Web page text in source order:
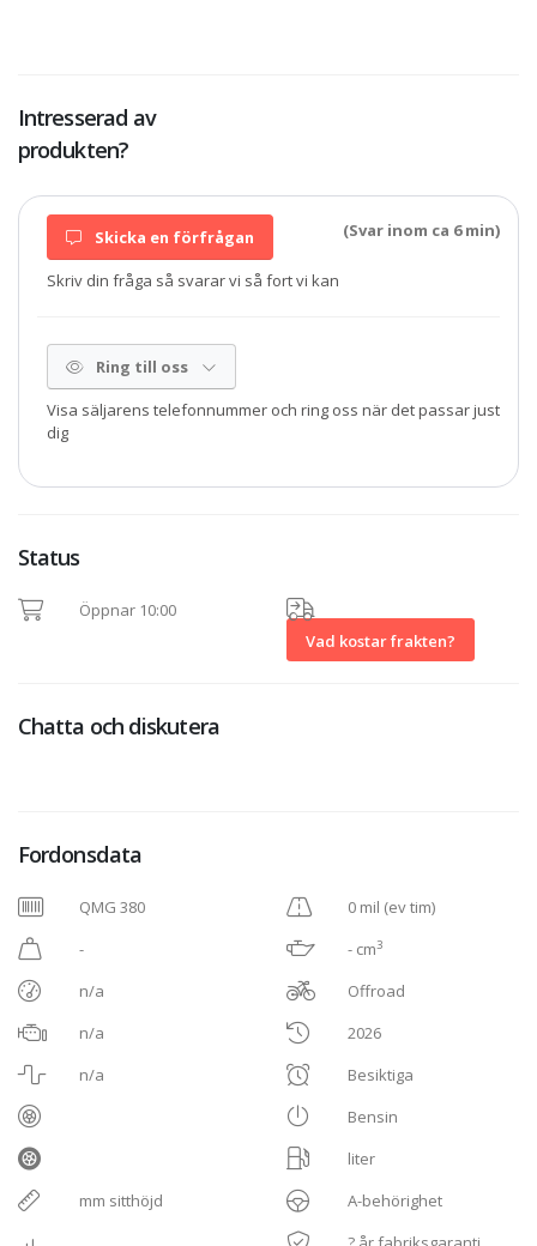
Intresserad av
produkten?
Skicka en förfrågan (Svar inom ca 6 min)
Skriv din fråga så svarar vi så fort vi kan
Ring till oss
Visa säljarens telefonnummer och ring oss när det passar just
dig
Status
Öppnar 10:00
Vad kostar frakten?
Chatta och diskutera
Fordonsdata
QMG 380
-
n/a
n/a
n/a
mm sitthöjd
0 mil (ev tim)
- cm3
Offroad
2026
Besiktiga
Bensin
liter
A-behörighet